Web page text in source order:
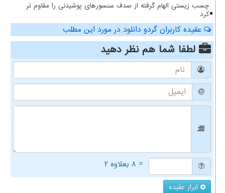
چسب زیستی الهام گرفته از صدف سنسورهای پوشیدنی را مقاوم تر
کرد
عقیده کاربران گردو دانلود در مورد این مطلب
لطفا شما همنظر دهید
= ۸ بعلاوه ۲
ابراز عقیده